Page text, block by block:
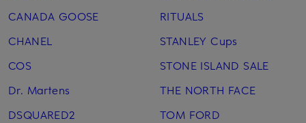
CANADA GOOSE
CHANEL
COS
Dr. Martens
DSQUARED2
RITUALS
STANLEY Cups
STONE ISLAND SALE
THE NORTH FACE
TOM FORD